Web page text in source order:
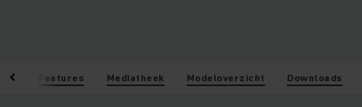
Features Mediatheek Modeloverzicht Downloads